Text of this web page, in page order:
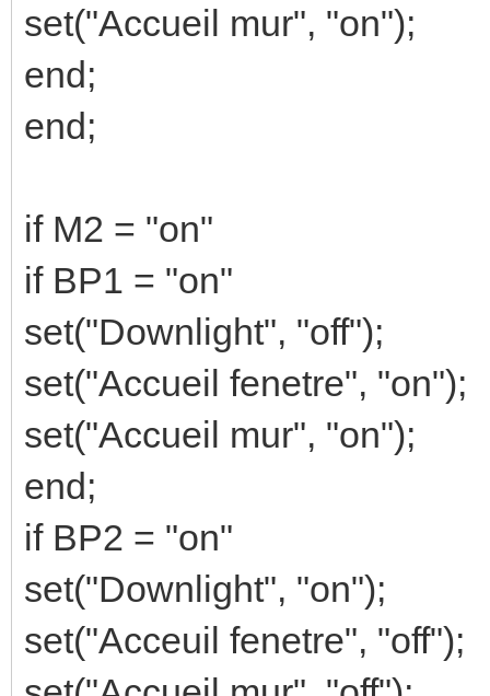
set("Accueil mur", "on");
end;
end;
if M2 = "on"
if BP1 = "on"
set("Downlight", "off");
set("Accueil fenetre", "on");
set("Accueil mur", "on");
end;
if BP2 = "on"
set("Downlight", "on");
set("Acceuil fenetre", "off");